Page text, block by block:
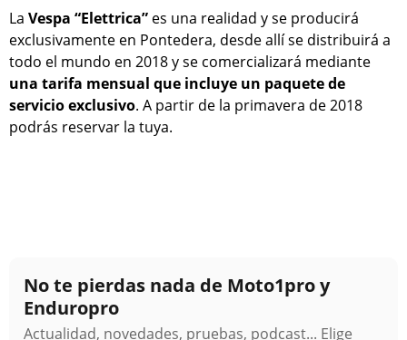
La Vespa “Elettrica” es una realidad y se producirá
exclusivamente en Pontedera, desde allí se distribuirá a
todo el mundo en 2018 y se comercializará mediante
una tarifa mensual que incluye un paquete de
servicio exclusivo. A partir de la primavera de 2018
podrás reservar la tuya.
No te pierdas nada de Moto1pro y
Enduropro
Actualidad, novedades, pruebas, podcast... Elige